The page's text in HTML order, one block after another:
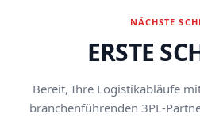
NÄCHSTE
ERSTE
Bereit, Ihre Logistikabläufe
branchenführenden 3PL-